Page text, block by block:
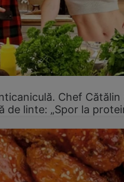
Chef Cătălin
de linte: „Spor la